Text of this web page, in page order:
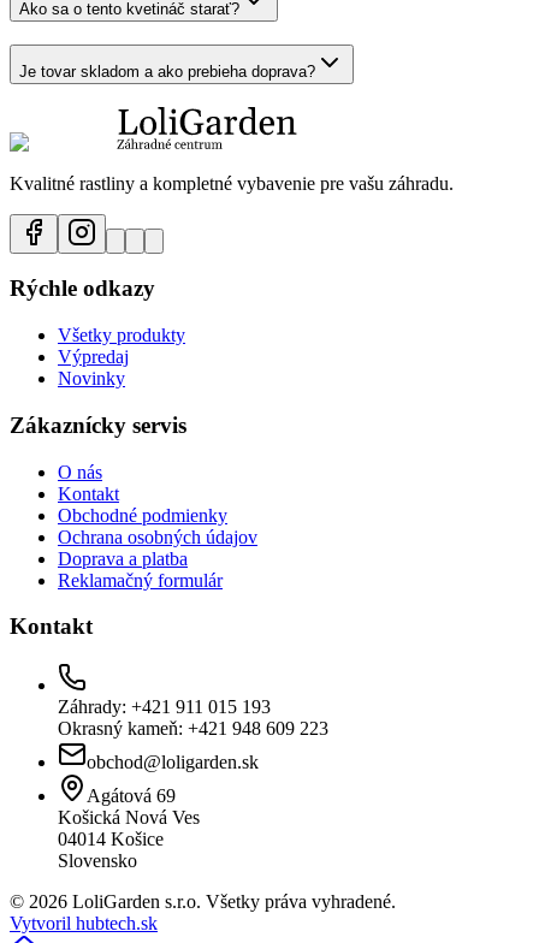
Ako sa o tento kvetináč starať?
Je tovar skladom a ako prebieha doprava?
Kvalitné rastliny a kompletné vybavenie pre vašu záhradu.
Rýchle odkazy
Všetky produkty
Výpredaj
Novinky
Zákaznícky servis
O nás
Kontakt
Obchodné podmienky
Ochrana osobných údajov
Doprava a platba
Reklamačný formulár
Kontakt
Záhrady: +421 911 015 193
Okrasný kameň: +421 948 609 223
obchod@loligarden.sk
Agátová 69
Košická Nová Ves
04014 Košice
Slovensko
© 2026 LoliGarden s.r.o. Všetky práva vyhradené.
Vytvoril hubtech.sk